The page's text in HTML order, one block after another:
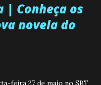
| Conheça os
novela do
feira 27 de maio no SBT